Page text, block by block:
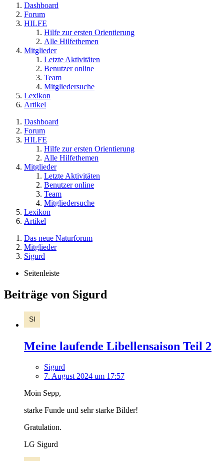
Dashboard
Forum
HILFE
Hilfe zur ersten Orientierung
Alle Hilfethemen
Mitglieder
Letzte Aktivitäten
Benutzer online
Team
Mitgliedersuche
Lexikon
Artikel
Dashboard
Forum
HILFE
Hilfe zur ersten Orientierung
Alle Hilfethemen
Mitglieder
Letzte Aktivitäten
Benutzer online
Team
Mitgliedersuche
Lexikon
Artikel
Das neue Naturforum
Mitglieder
Sigurd
Seitenleiste
Beiträge von Sigurd
Meine laufende Libellensaison Teil 2
Sigurd
7. August 2024 um 17:57
Moin Sepp,
starke Funde und sehr starke Bilder!
Gratulation.
LG Sigurd